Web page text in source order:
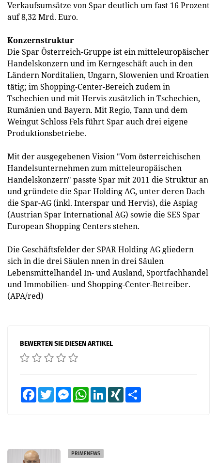
Verkaufsumsätze von Spar deutlich um fast 16 Prozent
auf 8,32 Mrd. Euro.
Konzernstruktur
Die Spar Österreich-Gruppe ist ein mitteleuropäischer
Handelskonzern und im Kerngeschäft auch in den
Ländern Norditalien, Ungarn, Slowenien und Kroatien
tätig; im Shopping-Center-Bereich zudem in
Tschechien und mit Hervis zusätzlich in Tschechien,
Rumänien und Bayern. Mit Regio, Tann und dem
Weingut Schloss Fels führt Spar auch drei eigene
Produktionsbetriebe.
Mit der ausgegebenen Vision "Vom österreichischen
Handelsunternehmen zum mitteleuropäischen
Handelskonzern" passte Spar mit 2011 die Struktur an
und gründete die Spar Holding AG, unter deren Dach
die Spar-AG (inkl. Interspar und Hervis), die Aspiag
(Austrian Spar International AG) sowie die SES Spar
European Shopping Centers stehen.
Die Geschäftsfelder der SPAR Holding AG gliedern
sich in die drei Säulen nnen in drei Säulen
Lebensmittelhandel In- und Ausland, Sportfachhandel
und Immobilien- und Shopping-Center-Betreiber.
(APA/red)
BEWERTEN SIE DIESEN ARTIKEL
FacebookTwitter MessengerWhatsAppLinkedInXING
PRIMENEWS